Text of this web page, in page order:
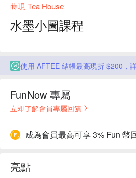
蒔現 Tea House
水墨小圖課程
使用 AFTEE 結帳最高現折 $200，
FunNow 專屬
立即了解會員專屬回饋
成為會員最高可享 3% Fun 幣
亮點